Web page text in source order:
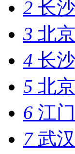
2 长
3 北
4 长
5 北
6 江
7武